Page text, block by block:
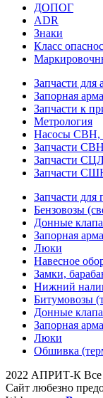
ДОПОГ
ADR
Знаки
Класс
Запчасти для
Запорная
Запчасти к
Метрология
Насосы
Запчасти СВН
Запчасти
Запчасти
Запчасти для
Бензовозы
Донные
Запорная
Люки
Навесное
Замки,
Нижний
Битумовозы
Донные
Запорная
Люки
Обшивка
2022 АПРИТ-К Все
Сайт любезно